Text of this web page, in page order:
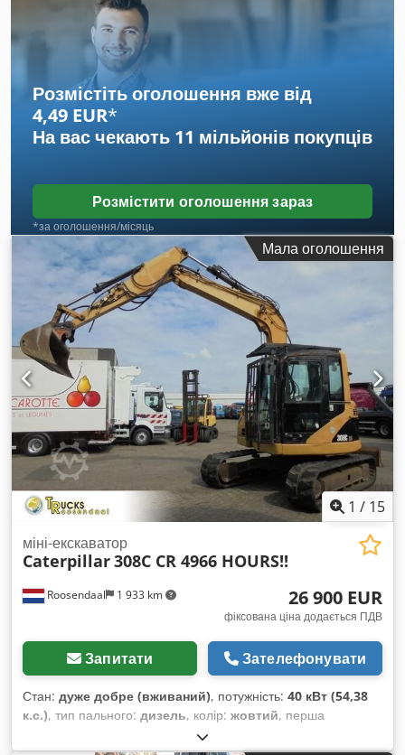
Розмістіть оголошення вже від
4,49 EUR*
На вас чекають 11 мільйонів покупців
Розмістити оголошення зараз
*за оголошення/місяць
Мала оголошення
1 / 15
Roosendaal 1 933 km
міні-екскаватор
Caterpillar308C CR 4966 HOURS!!
26 900 EUR
фіксована ціна додається ПДВ
Запитати Зателефонувати
Стан: дуже добре (вживаний), потужність: 40 кВт (54,38
к.с.), тип пального: дизель, колір: жовтий, перша
, Рік виготовлення: